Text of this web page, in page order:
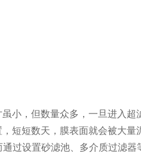
小，但数量众多，一旦进入超
短短数天，膜表面就会被大量
过设置砂滤池、多介质过滤器